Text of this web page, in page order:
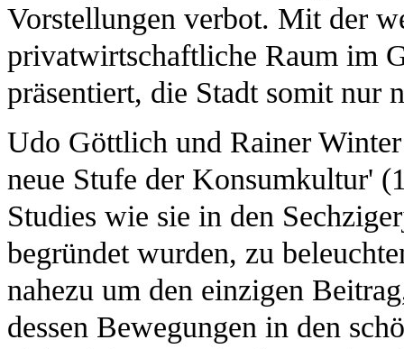
Vorstellungen verbot. Mit der
privatwirtschaftliche Raum im
präsentiert, die Stadt somit nur
Udo Göttlich und Rainer
neue Stufe der Konsumkultur'
Studies wie sie in den
begründet wurden, zu
nahezu um den einzigen
dessen Bewegungen in den